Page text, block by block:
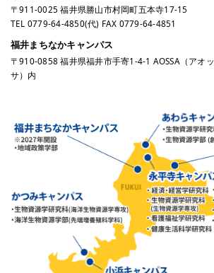
〒911-0025 福井県勝山市村岡町五本寺17-15
TEL 0779-64-4850(代) FAX 0779-64-4851
福井まちなかキャンパス
〒910-0858 福井県福井市手寄1-4-1 AOSSA（アオッ
サ）内